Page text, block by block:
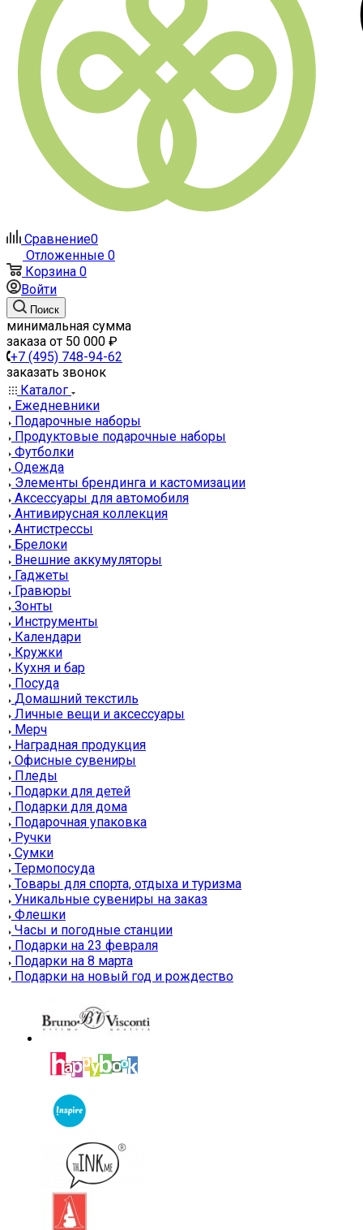
Сравнение0
Отложенные 0
Корзина 0
Войти
Поиск
минимальная сумма
заказа от 50 000 ₽
+7 (495) 748-94-62
заказать звонок
Каталог
Ежедневники
Подарочные наборы
Продуктовые подарочные наборы
Футболки
Одежда
Элементы брендинга и кастомизации
Аксессуары для автомобиля
Антивирусная коллекция
Антистрессы
Брелоки
Внешние аккумуляторы
Гаджеты
Гравюры
Зонты
Инструменты
Календари
Кружки
Кухня и бар
Посуда
Домашний текстиль
Личные вещи и аксессуары
Мерч
Наградная продукция
Офисные сувениры
Пледы
Подарки для детей
Подарки для дома
Подарочная упаковка
Ручки
Сумки
Термопосуда
Товары для спорта, отдыха и туризма
Уникальные сувениры на заказ
Флешки
Часы и погодные станции
Подарки на 23 февраля
Подарки на 8 марта
Подарки на новый год и рождество